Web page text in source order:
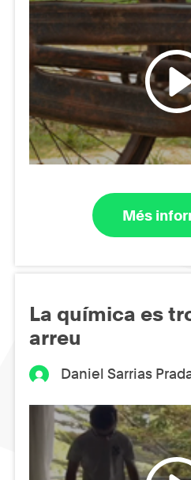
Més
La química es
arreu
Daniel Sarrias